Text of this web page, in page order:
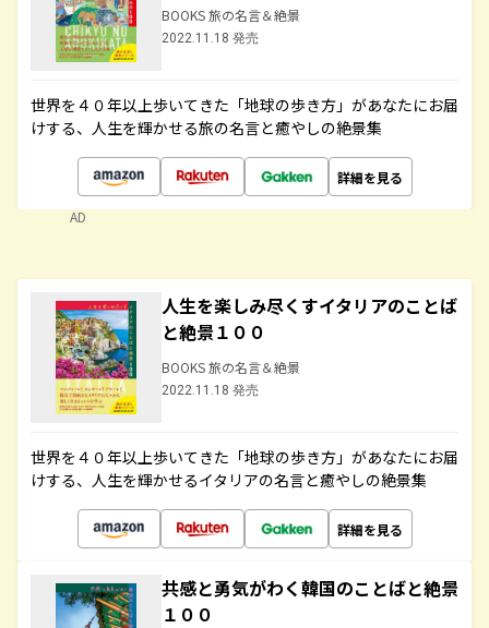
BOOKS 旅の名言＆絶景
2022.11.18 発売
世界を４０年以上歩いてきた「地球の歩き方」があなたにお届
けする、人生を輝かせる旅の名言と癒やしの絶景集
詳細を見る
AD
人生を楽しみ尽くすイタリアのことば
と絶景１００
BOOKS 旅の名言＆絶景
2022.11.18 発売
世界を４０年以上歩いてきた「地球の歩き方」があなたにお届
けする、人生を輝かせるイタリアの名言と癒やしの絶景集
詳細を見る
共感と勇気がわく韓国のことばと絶景
１００